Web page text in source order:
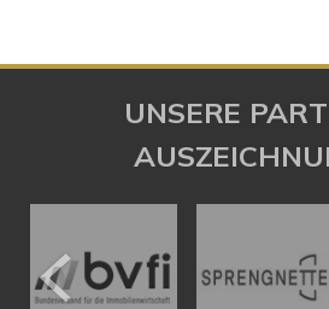
UNSERE